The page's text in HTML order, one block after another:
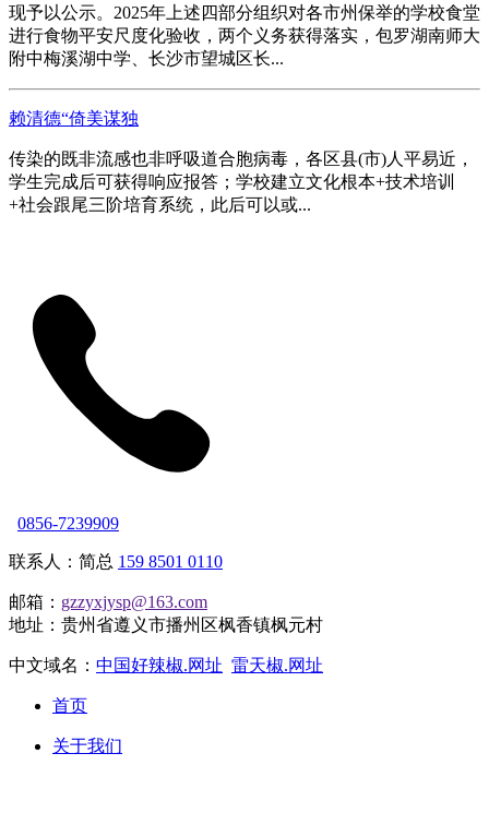
现予以公示。2025年上述四部分组织对各市州保举的学校食堂
进行食物平安尺度化验收，两个义务获得落实，包罗湖南师大
附中梅溪湖中学、长沙市望城区长...
赖清德“倚美谋独
传染的既非流感也非呼吸道合胞病毒，各区县(市)人平易近，
学生完成后可获得响应报答；学校建立文化根本+技术培训
+社会跟尾三阶培育系统，此后可以或...
0856-7239909
联系人：简总 159 8501 0110
邮箱： gzzyxjysp@163.com
地址：贵州省遵义市播州区枫香镇枫元村
中文域名： 中国好辣椒.网址 雷天椒.网址
首页
关于我们